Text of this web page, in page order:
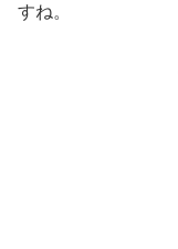
すね。